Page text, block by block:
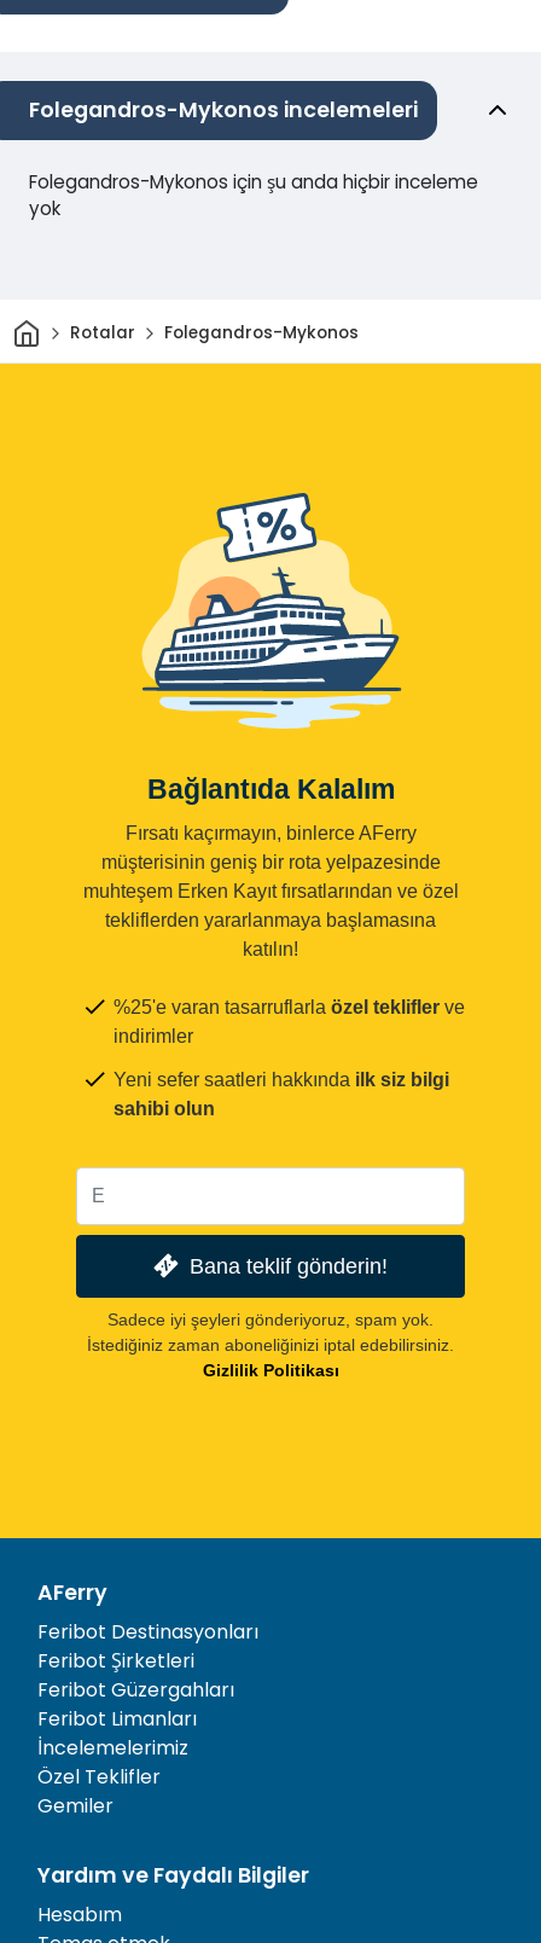
Folegandros-Mykonos incelemeleri
Folegandros-Mykonos için şu anda hiçbir inceleme
yok
Ev Rotalar Folegandros-Mykonos
Bağlantıda Kalalım
Fırsatı kaçırmayın, binlerce AFerry
müşterisinin geniş bir rota yelpazesinde
muhteşem Erken Kayıt fırsatlarından ve özel
tekliflerden yararlanmaya başlamasına
katılın!
%25'e varan tasarruflarla özel teklifler ve
indirimler
Yeni sefer saatleri hakkında ilk siz bilgi
sahibi olun
Bana teklif gönderin!
Sadece iyi şeyleri gönderiyoruz, spam yok.
İstediğiniz zaman aboneliğinizi iptal edebilirsiniz.
Gizlilik Politikası
AFerry
Feribot Destinasyonları
Feribot Şirketleri
Feribot Güzergahları
Feribot Limanları
İncelemelerimiz
Özel Teklifler
Gemiler
Yardım ve Faydalı Bilgiler
Hesabım